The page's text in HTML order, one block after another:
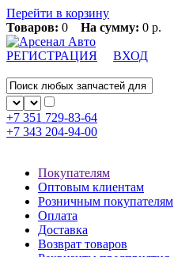
Перейти в корзину
Товаров: 0 На сумму: 0 р.
РЕГИСТРАЦИЯ ВХОД
+7 351 729-83-64
+7 343 204-94-00
Покупателям
Оптовым клиентам
Розничным покупателям
Оплата
Доставка
Возврат товаров